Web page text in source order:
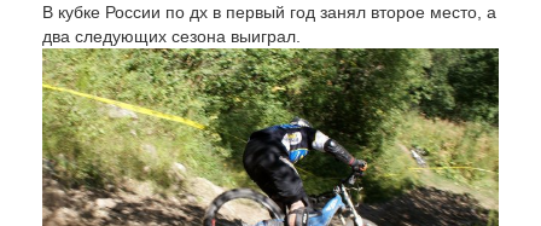
В кубке России по дх в первый год занял второе место, а
два следующих сезона выиграл.